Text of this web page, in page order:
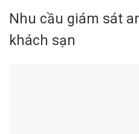
Nhu cầu giám sát
khách sạn